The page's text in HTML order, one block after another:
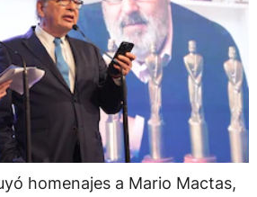
homenajes a Mario Mactas,